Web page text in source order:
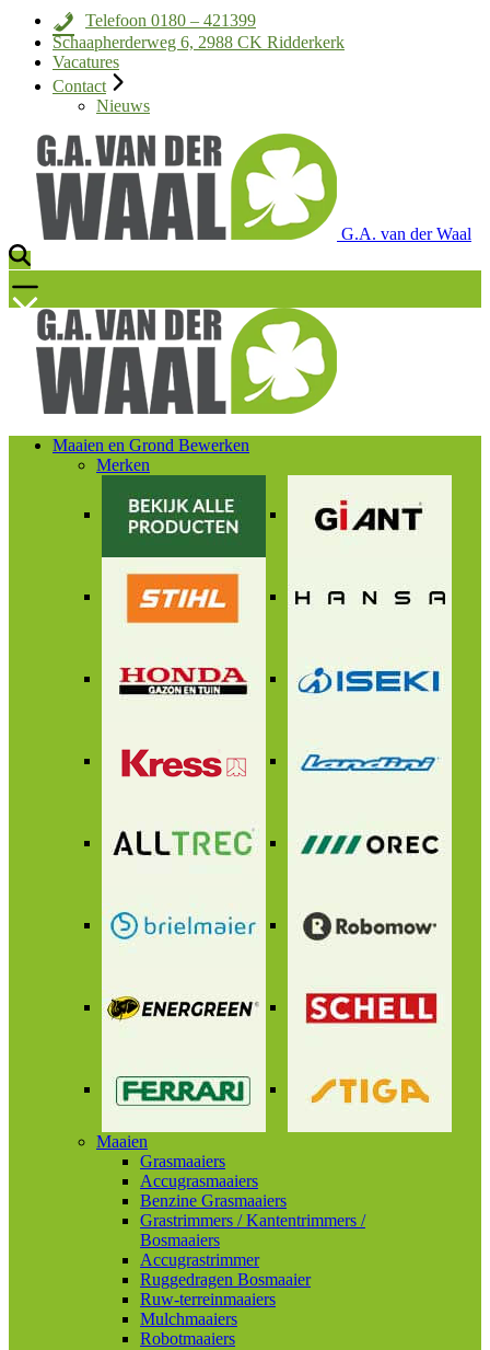
Telefoon 0180 – 421399
Schaapherderweg 6, 2988 CK Ridderkerk
Vacatures
Contact
Nieuws
G.A. van der Waal
Maaien en Grond Bewerken
Merken
Maaien
Grasmaaiers
Accugrasmaaiers
Benzine Grasmaaiers
Grastrimmers / Kantentrimmers /
Bosmaaiers
Accugrastrimmer
Ruggedragen Bosmaaier
Ruw-terreinmaaiers
Mulchmaaiers
Robotmaaiers